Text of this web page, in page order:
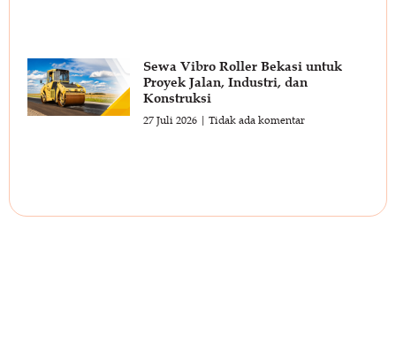
Sewa Vibro Roller Bekasi untuk
Proyek Jalan, Industri, dan
Konstruksi
27 Juli 2026 Tidak ada komentar